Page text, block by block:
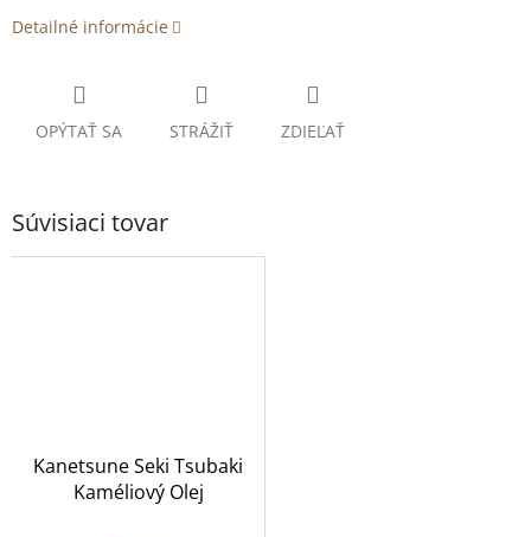
Detailné informácie
OPÝTAŤ SA STRÁŽIŤ ZDIEĽAŤ
Súvisiaci tovar
Kanetsune Seki Tsubaki
Kaméliový Olej